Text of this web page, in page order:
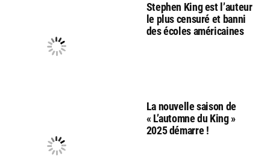
Stephen King est l’auteur
le plus censuré et banni
des écoles américaines
La nouvelle saison de
« L’automne du King »
2025 démarre !